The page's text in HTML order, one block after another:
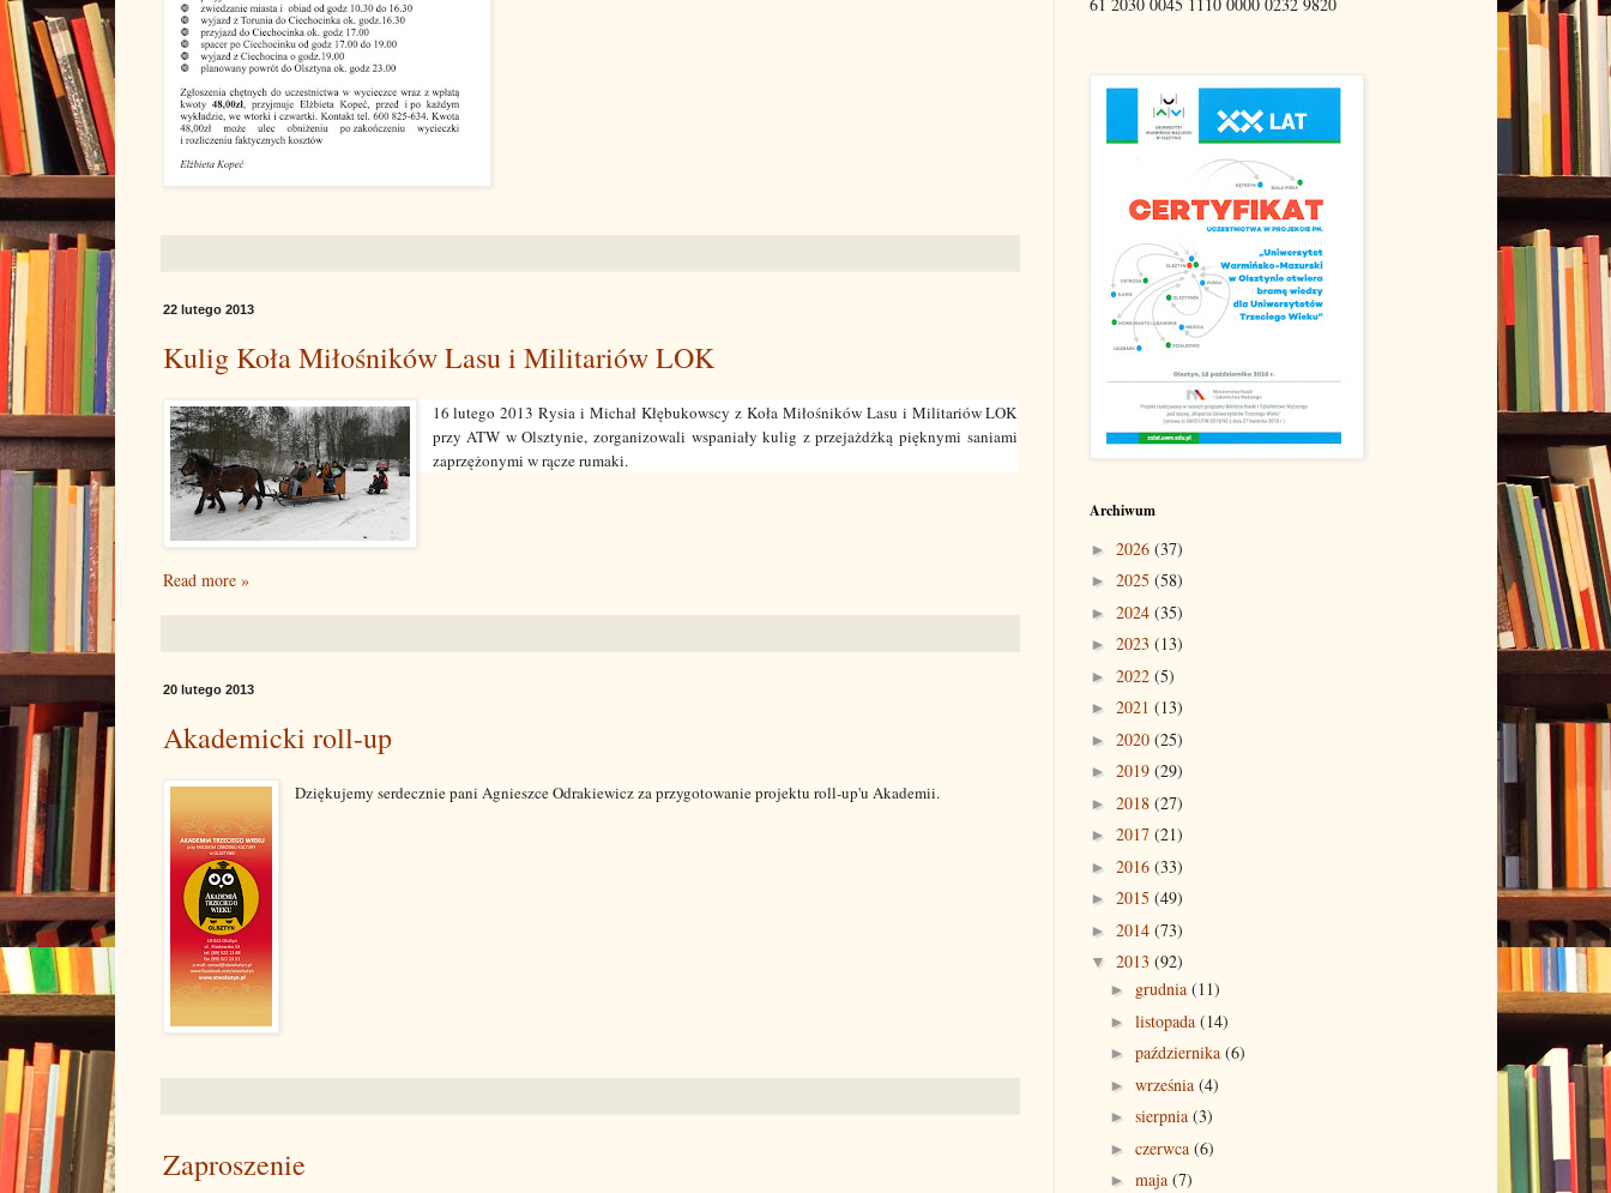
22 lutego 2013
Kulig Koła Miłośników Lasu i Militariów LOK
16 lutego 2013 Rysia i Michał Kłębukowscy z Koła Miłośników Lasu i Militariów LOK
przy ATW w Olsztynie, zorganizowali wspaniały kulig z przejażdżką pięknymi saniami
zaprzężonymi w rącze rumaki.
Read more »
20 lutego 2013
Akademicki roll-up
Dziękujemy serdecznie pani Agnieszce Odrakiewicz za przygotowanie projektu roll-up'u Akademii.
Zaproszenie
Archiwum
► 2026 (37)
► 2025 (58)
► 2024 (35)
► 2023 (13)
► 2022 (5)
► 2021 (13)
► 2020 (25)
► 2019 (29)
► 2018 (27)
► 2017 (21)
► 2016 (33)
► 2015 (49)
► 2014 (73)
▼ 2013 (92)
► grudnia(11)
►listopada(14)
►października(6)
►września(4)
►sierpnia(3)
►czerwca(6)
►maja(7)